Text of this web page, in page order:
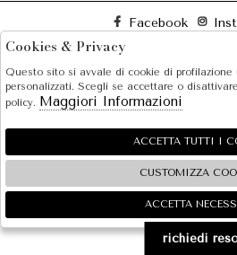
Facebook
SOLE
SHOPPING
EXTRA
2026 SOLE S.R.L. - P.iva : 07456781215 Powered
🍪
richiedi
Cookies & Privacy
Questo sito si avvale di cookie di
personalizzati. Scegli se accettare o
policy. Maggiori Informazioni
ACCETTA TUTTI I
CUSTOMIZZA
ACCETTA